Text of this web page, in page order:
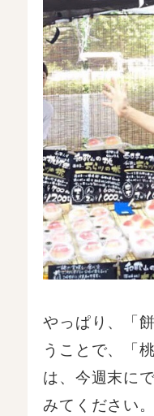
やっぱり、「
うことで、「
は、今週末に
みてください。